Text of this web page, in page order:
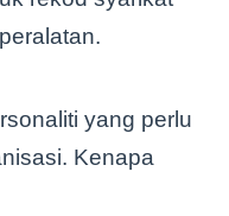
yang perlu
Kenapa